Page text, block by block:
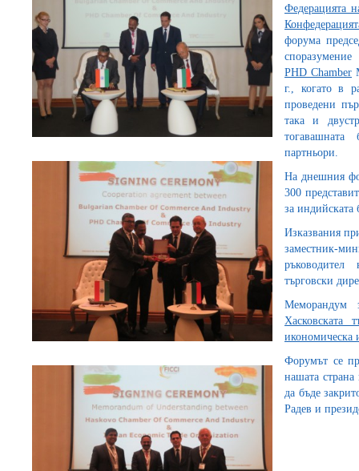
Федерацията
форума
PHD Chamber
г., когато в
проведени
така и
партньори.
На днешния
300
за индийската
Изказвания
заместник-
ръководител
търговски
Меморандум
Хасковската
икономическа
Форумът се
нашата
да бъде
Радев и